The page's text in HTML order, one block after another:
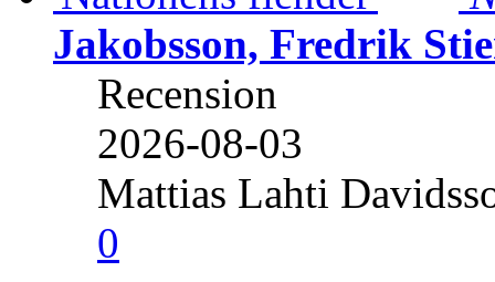
Jakobsson, Fredrik
Recension
2026-08-03
Mattias Lahti
0